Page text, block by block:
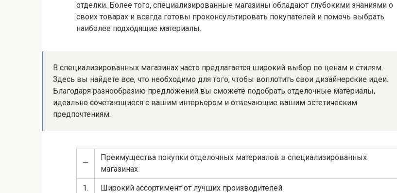
отделки. Более того, специализированные магазины обладают глубокими знаниями о
своих товарах и всегда готовы проконсультировать покупателей и помочь выбрать
наиболее подходящие материалы.
В специализированных магазинах часто предлагается широкий выбор по ценам и стилям.
Здесь вы найдете все, что необходимо для того, чтобы воплотить свои дизайнерские идеи.
Благодаря разнообразию предложений вы сможете подобрать отделочные материалы,
идеально сочетающиеся с вашим интерьером и отвечающие вашим эстетическим
предпочтениям.
—
Преимущества покупки отделочных материалов в специализированных
магазинах
1. Широкий ассортимент от лучших производителей